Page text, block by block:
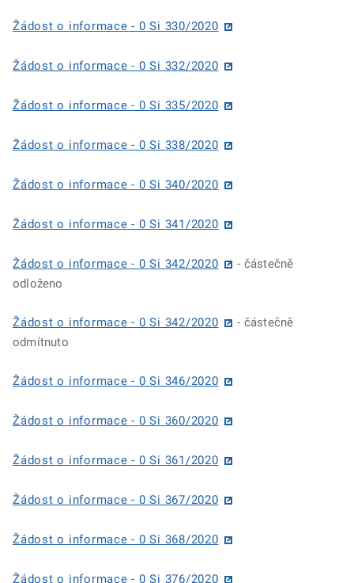
Žádost o informace - 0 Si 330/2020
Žádost o informace - 0 Si 332/2020
Žádost o informace - 0 Si 335/2020
Žádost o informace - 0 Si 338/2020
Žádost o informace - 0 Si 340/2020
Žádost o informace - 0 Si 341/2020
Žádost o informace - 0 Si 342/2020
- částečně
odloženo
Žádost o informace - 0 Si 342/2020
- částečně
odmítnuto
Žádost o informace - 0 Si 346/2020
Žádost o informace - 0 Si 360/2020
Žádost o informace - 0 Si 361/2020
Žádost o informace - 0 Si 367/2020
Žádost o informace - 0 Si 368/2020
Žádost o informace - 0 Si 376/2020